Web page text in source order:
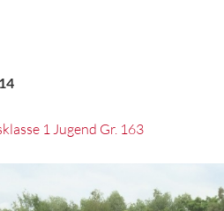
1 Jugend Gr. 163